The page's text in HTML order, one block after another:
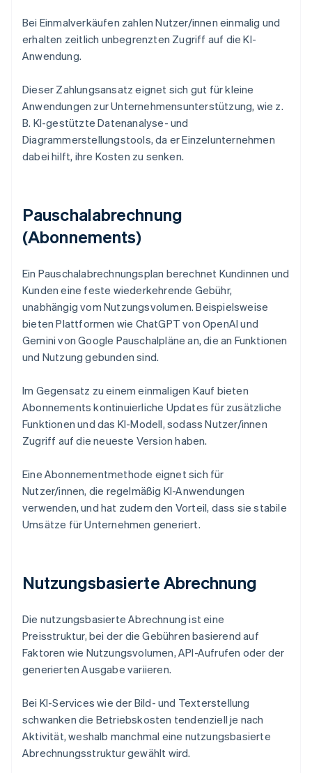
Bei Einmalverkäufen zahlen Nutzer/innen einmalig und
erhalten zeitlich unbegrenzten Zugriff auf die KI-
Anwendung.
Dieser Zahlungsansatz eignet sich gut für kleine
Anwendungen zur Unternehmensunterstützung, wie z.
B. KI-gestützte Datenanalyse- und
Diagrammerstellungstools, da er Einzelunternehmen
dabei hilft, ihre Kosten zu senken.
Pauschalabrechnung
(Abonnements)
Ein Pauschalabrechnungsplan berechnet Kundinnen und
Kunden eine feste wiederkehrende Gebühr,
unabhängig vom Nutzungsvolumen. Beispielsweise
bieten Plattformen wie ChatGPT von OpenAI und
Gemini von Google Pauschalpläne an, die an Funktionen
und Nutzung gebunden sind.
Im Gegensatz zu einem einmaligen Kauf bieten
Abonnements kontinuierliche Updates für zusätzliche
Funktionen und das KI-Modell, sodass Nutzer/innen
Zugriff auf die neueste Version haben.
Eine Abonnementmethode eignet sich für
Nutzer/innen, die regelmäßig KI-Anwendungen
verwenden, und hat zudem den Vorteil, dass sie stabile
Umsätze für Unternehmen generiert.
Nutzungsbasierte Abrechnung
Die nutzungsbasierte Abrechnung ist eine
Preisstruktur, bei der die Gebühren basierend auf
Faktoren wie Nutzungsvolumen, API-Aufrufen oder der
generierten Ausgabe variieren.
Bei KI-Services wie der Bild- und Texterstellung
schwanken die Betriebskosten tendenziell je nach
Aktivität, weshalb manchmal eine nutzungsbasierte
Abrechnungsstruktur gewählt wird.